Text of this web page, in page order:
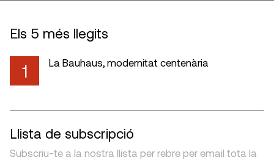
Els 5 més llegits
1 La Bauhaus, modernitat centenària
Llista de subscripció
Subscriu-te a la nostra llista per rebre per email tota la